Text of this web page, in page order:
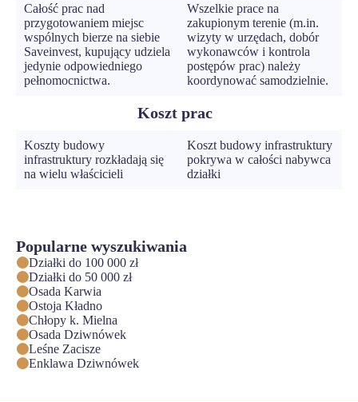
Całość prac nad
przygotowaniem miejsc
wspólnych bierze na siebie
Saveinvest, kupujący udziela
jedynie odpowiedniego
pełnomocnictwa.
Wszelkie prace na
zakupionym terenie (m.in.
wizyty w urzędach, dobór
wykonawców i kontrola
postępów prac) należy
koordynować samodzielnie.
Koszt prac
Koszty budowy
infrastruktury rozkładają się
na wielu właścicieli
Koszt budowy infrastruktury
pokrywa w całości nabywca
działki
Popularne wyszukiwania
Działki do 100 000 zł
Działki do 50 000 zł
Osada Karwia
Ostoja Kładno
Chłopy k. Mielna
Osada Dziwnówek
Leśne Zacisze
Enklawa Dziwnówek